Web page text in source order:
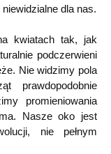
dla nas.
kwiatach tak, jak
podczerwieni
Nie widzimy pola
prawdopodobnie
promieniowania
Nasze oko jest
nie pełnym